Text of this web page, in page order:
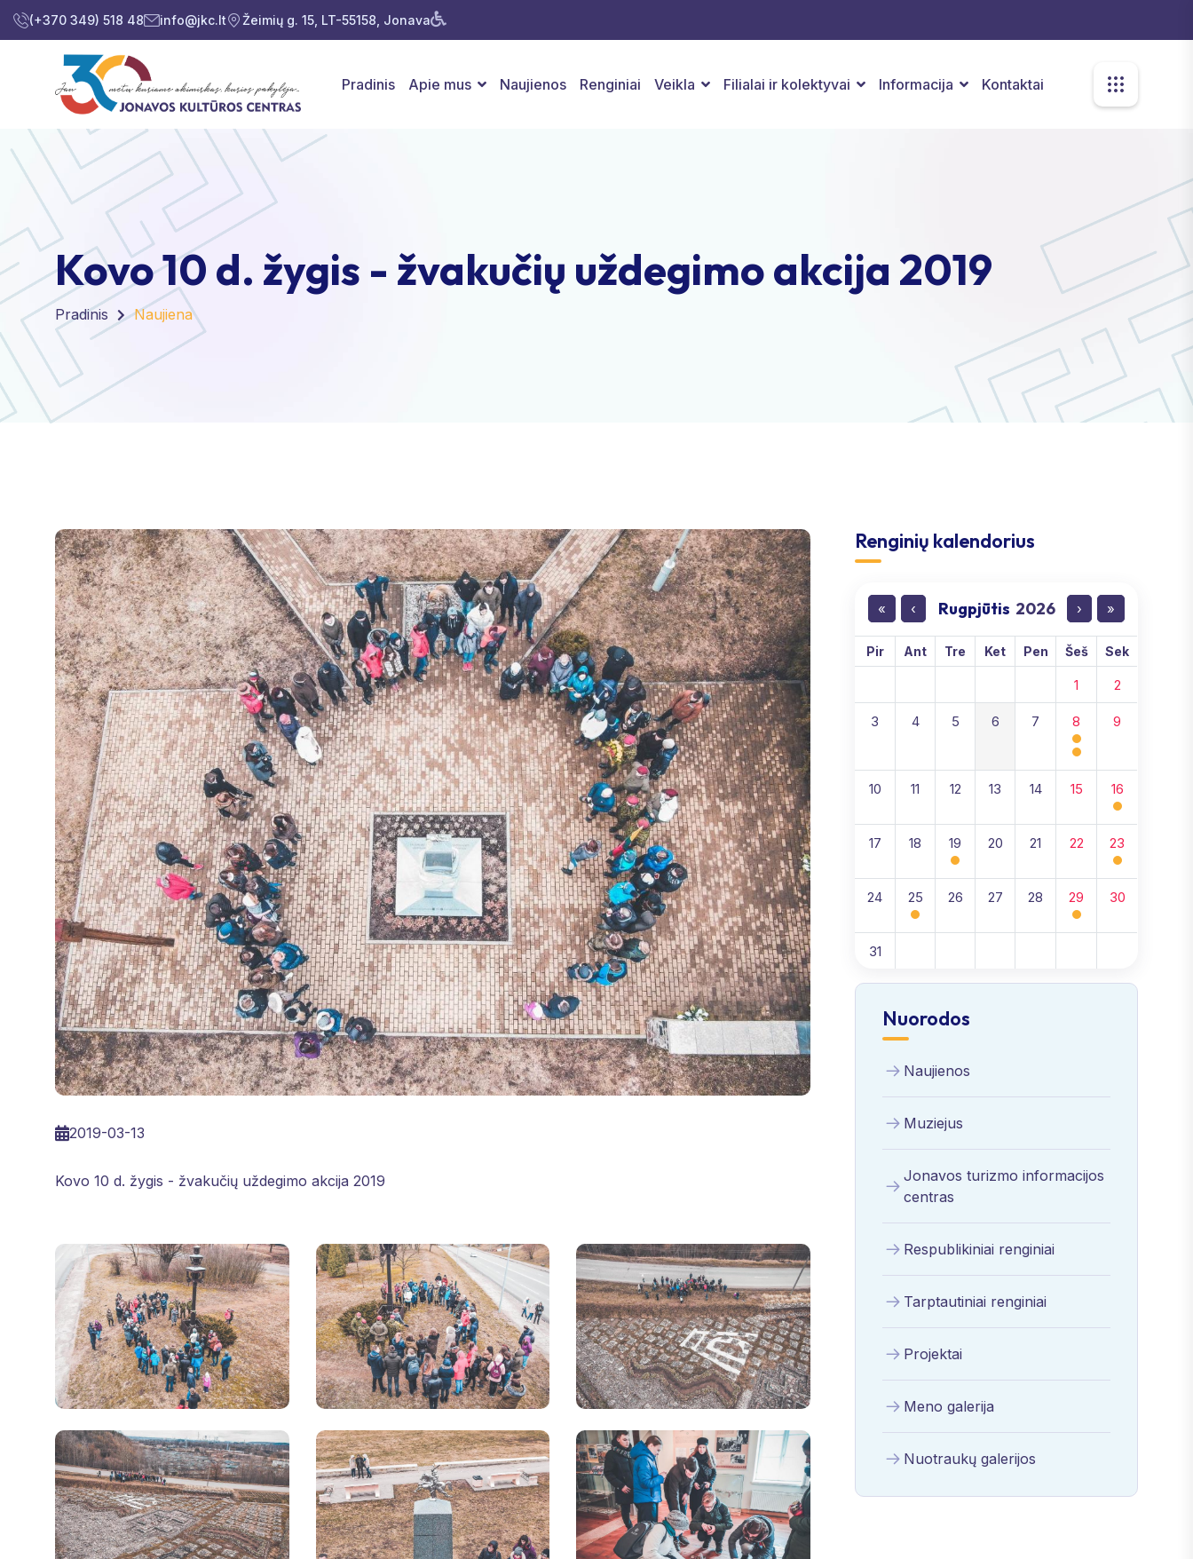
(+370 349) 518 48 info@jkc.lt Žeimių g. 15, LT-55158, Jonava
Pradinis Apie mus Naujienos Renginiai Veikla Filialai ir kolektyvai Informacija Kontaktai
Kovo 10 d. žygis - žvakučių uždegimo akcija 2019
Pradinis Naujiena
2019-03-13
Kovo 10 d. žygis - žvakučių uždegimo akcija 2019
Renginių kalendorius
« ‹ Rugpjūtis 2026 › »
Pir Ant Tre Ket Pen Šeš Sek
1 2
3 4 5 6 7 8 9
10 11 12 13 14 15 16
17 18 19 20 21 22 23
24 25 26 27 28 29 30
31
Nuorodos
Naujienos
Muziejus
Jonavos turizmo informacijos
centras
Respublikiniai renginiai
Tarptautiniai renginiai
Projektai
Meno galerija
Nuotraukų galerijos